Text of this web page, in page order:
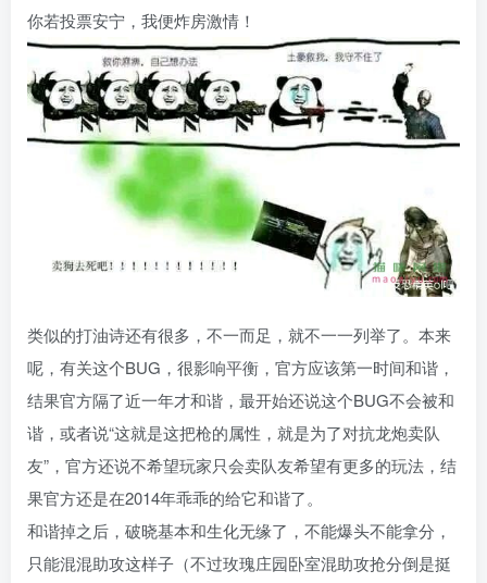
你若投票安宁，我便炸房激情！
类似的打油诗还有很多，不一而足，就不一一列举了。本来
呢，有关这个BUG，很影响平衡，官方应该第一时间和谐，
结果官方隔了近一年才和谐，最开始还说这个BUG不会被和
谐，或者说“这就是这把枪的属性，就是为了对抗龙炮卖队
友”，官方还说不希望玩家只会卖队友希望有更多的玩法，结
果官方还是在2014年乖乖的给它和谐了。
和谐掉之后，破晓基本和生化无缘了，不能爆头不能拿分，
只能混混助攻这样子（不过玫瑰庄园卧室混助攻抢分倒是挺